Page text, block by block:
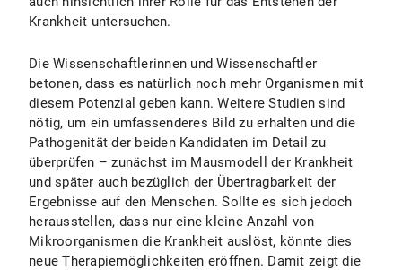
Krankheit untersuchen.
Die Wissenschaftlerinnen und Wissenschaftler
betonen, dass es natürlich noch mehr Organismen mit
diesem Potenzial geben kann. Weitere Studien sind
nötig, um ein umfassenderes Bild zu erhalten und die
Pathogenität der beiden Kandidaten im Detail zu
überprüfen – zunächst im Mausmodell der Krankheit
und später auch bezüglich der Übertragbarkeit der
Ergebnisse auf den Menschen. Sollte es sich jedoch
herausstellen, dass nur eine kleine Anzahl von
Mikroorganismen die Krankheit auslöst, könnte dies
neue Therapiemöglichkeiten eröffnen. Damit zeigt die